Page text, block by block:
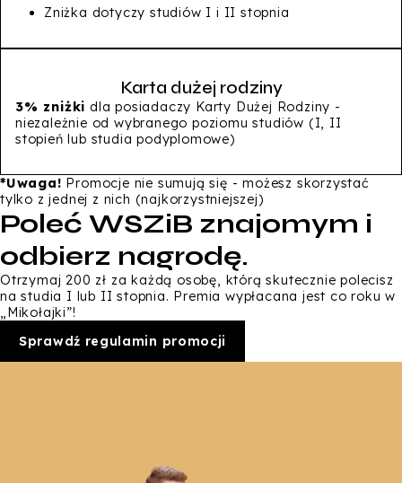
Zniżka dotyczy studiów I i II stopnia
Karta dużej rodziny
3% zniżki dla posiadaczy Karty Dużej Rodziny -
niezależnie od wybranego poziomu studiów (I, II
stopień lub studia podyplomowe)
*Uwaga! Promocje nie sumują się - możesz skorzystać
tylko z jednej z nich (najkorzystniejszej)
Poleć WSZiB znajomym i
odbierz nagrodę.
Otrzymaj 200 zł za każdą osobę, którą skutecznie polecisz
na studia I lub II stopnia. Premia wypłacana jest co roku w
„Mikołajki”!
Sprawdź regulamin promocji